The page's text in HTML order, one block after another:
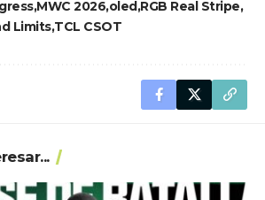
MWC 2026oledRGB Real Stripe
LimitsTCL CSOT